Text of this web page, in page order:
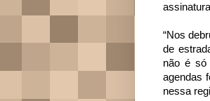
“Nos
de
não é só
agendas
nessa